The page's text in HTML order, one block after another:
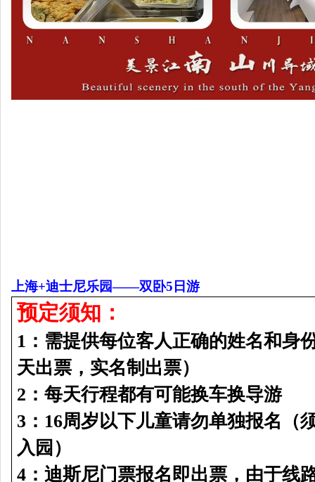
上海+迪士尼乐园——双卧5日游
预定须知：
1：需提供每位客人正确的姓名和身
天出票，实名制出票）
2：每天行程都有可能换车换导游
3：16周岁以下儿童请勿单独报名（
入园）
4：迪斯尼门票报名即出票，由于线